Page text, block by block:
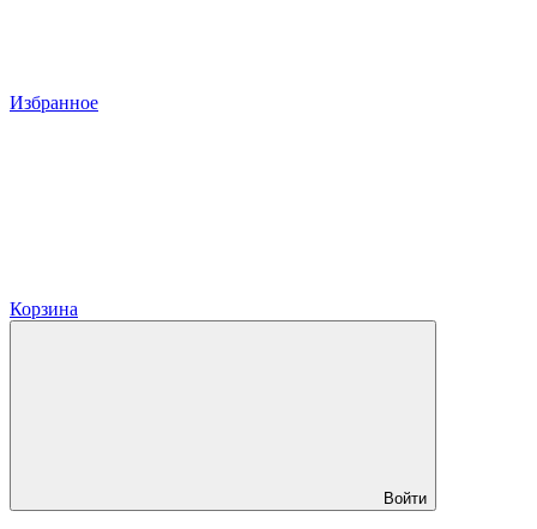
Избранное
Корзина
Войти